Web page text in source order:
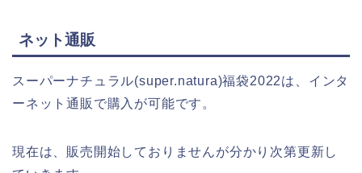
ネット通販
スーパーナチュラル(super.natura)福袋2022は、インタ
ーネット通販で購入が可能です。
現在は、販売開始しておりませんが分かり次第更新し